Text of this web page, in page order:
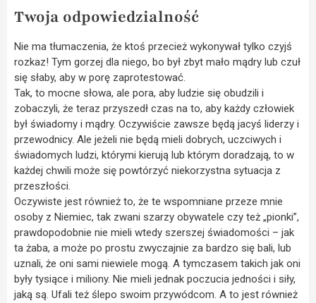
Twoja odpowiedzialność
Nie ma tłumaczenia, że ktoś przecież wykonywał tylko czyjś
rozkaz! Tym gorzej dla niego, bo był zbyt mało mądry lub czuł
się słaby, aby w porę zaprotestować.
Tak, to mocne słowa, ale pora, aby ludzie się obudzili i
zobaczyli, że teraz przyszedł czas na to, aby każdy człowiek
był świadomy i mądry. Oczywiście zawsze będą jacyś liderzy i
przewodnicy. Ale jeżeli nie będą mieli dobrych, uczciwych i
świadomych ludzi, którymi kierują lub którym doradzają, to w
każdej chwili może się powtórzyć niekorzystna sytuacja z
przeszłości.
Oczywiste jest również to, że te wspomniane przeze mnie
osoby z Niemiec, tak zwani szarzy obywatele czy też „pionki”,
prawdopodobnie nie mieli wtedy szerszej świadomości – jak
ta żaba, a może po prostu zwyczajnie za bardzo się bali, lub
uznali, że oni sami niewiele mogą. A tymczasem takich jak oni
były tysiące i miliony. Nie mieli jednak poczucia jedności i siły,
jaką są. Ufali też ślepo swoim przywódcom. A to jest również